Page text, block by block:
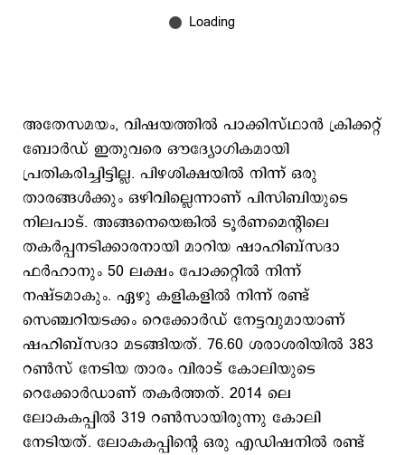
അതേസമയം, വിഷയത്തില്‍ പാക്കിസ്ഥാന്‍ ക്രിക്കറ്റ്
ബോര്‍ഡ് ഇതുവരെ ഔദ്യോഗികമായി
പ്രതികരിച്ചിട്ടില്ല. പിഴശിക്ഷയില്‍ നിന്ന് ഒരു
താരങ്ങള്‍ക്കും ഒഴിവില്ലെന്നാണ് പിസിബിയുടെ
നിലപാട്. അങ്ങനെയെങ്കില്‍ ടൂര്‍ണമെന്‍റിലെ
തകര്‍പ്പനടിക്കാരനായി മാറിയ ഷാഹിബ്സദാ
ഫര്‍ഹാനും 50 ലക്ഷം പോക്കറ്റില്‍ നിന്ന്
നഷ്ടമാകും. ഏഴു കളികളില്‍ നിന്ന് രണ്ട്
സെഞ്ചറിയടക്കം റെക്കോര്‍ഡ് നേട്ടവുമായാണ്
ഷഹിബ്സദാ മടങ്ങിയത്. 76.60 ശരാശരിയില്‍ 383
റണ്‍സ് നേടിയ താരം വിരാട് കോലിയുടെ
റെക്കോര്‍ഡാണ് തകര്‍ത്തത്. 2014 ലെ
ലോകകപ്പില്‍ 319 റണ്‍സായിരുന്നു കോലി
നേടിയത്. ലോകകപ്പിന്‍റെ ഒരു എഡിഷനില്‍ രണ്ട്